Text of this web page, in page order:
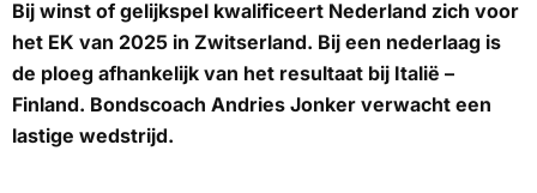
Bij winst of gelijkspel kwalificeert Nederland zich voor
het EK van 2025 in Zwitserland. Bij een nederlaag is
de ploeg afhankelijk van het resultaat bij Italië –
Finland. Bondscoach Andries Jonker verwacht een
lastige wedstrijd.